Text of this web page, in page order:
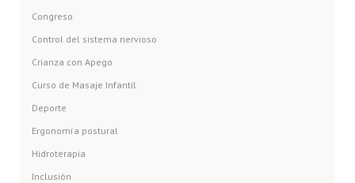
Congreso
Control del sistema nervioso
Crianza con Apego
Curso de Masaje Infantil
Deporte
Ergonomía postural
Hidroterapia
Inclusión